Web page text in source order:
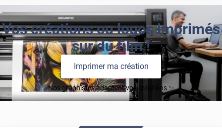
Vos créations ou logos imprimés
sur du film !
Imprimer ma création
Nos graphistes adaptent vos créations ✨